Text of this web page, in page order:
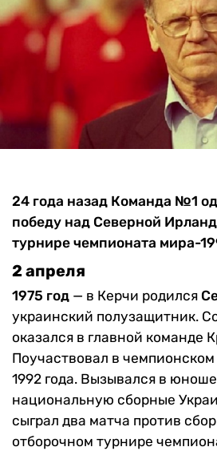
24 года назад Команда №1
победу над Северной
турнире чемпионата мира-
2 апреля
1975 год — в Керчи родился
украинский полузащитник.
оказался в главной команде
Поучаствовал в
1992 года. Вызывался в
национальную сборные
сыграл два матча против
отборочном турнире